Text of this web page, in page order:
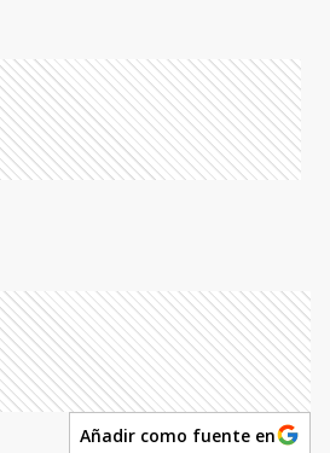
Añadir como fuente en